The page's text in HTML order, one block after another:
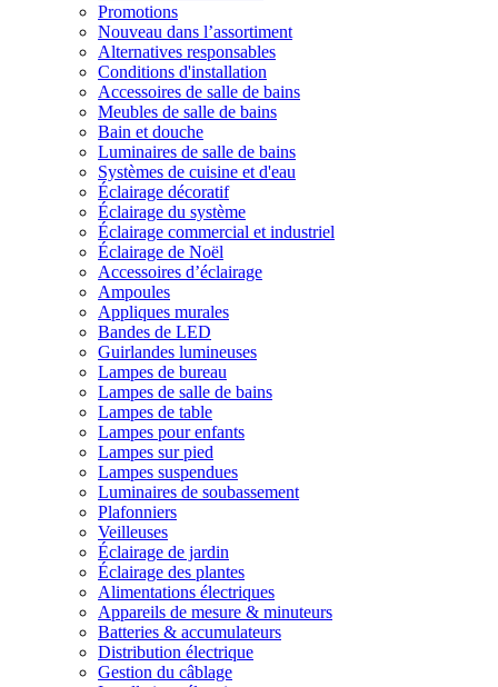
Promotions
Nouveau dans l’assortiment
Alternatives responsables
Conditions d'installation
Accessoires de salle de bains
Meubles de salle de bains
Bain et douche
Luminaires de salle de bains
Systèmes de cuisine et d'eau
Éclairage décoratif
Éclairage du système
Éclairage commercial et industriel
Éclairage de Noël
Accessoires d’éclairage
Ampoules
Appliques murales
Bandes de LED
Guirlandes lumineuses
Lampes de bureau
Lampes de salle de bains
Lampes de table
Lampes pour enfants
Lampes sur pied
Lampes suspendues
Luminaires de soubassement
Plafonniers
Veilleuses
Éclairage de jardin
Éclairage des plantes
Alimentations électriques
Appareils de mesure & minuteurs
Batteries & accumulateurs
Distribution électrique
Gestion du câblage